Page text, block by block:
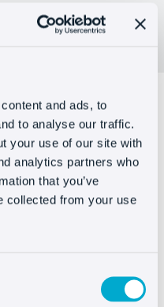
and ads, to
to analyse our traffic.
your use of our site with
analytics partners who
that you’ve
collected from your use
facturas como
los que
informativo